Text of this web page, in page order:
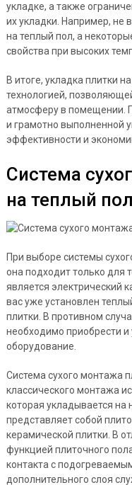
укладке, а также
их укладки. Например, не
на теплый пол, а
свойства при высоких
В итоге, укладка плитки
технологией,
атмосферу в помещении.
и грамотно выполненной
эффективности и
Система
на теплый пол
При выборе системы
она подходит только для
является электрический
вас уже установлен
плитки. В противном
необходимо приобрести
оборудование.
Система сухого монтажа
классического монтажа
которая укладывается на
представляет собой
керамической плитки. В
функцией плиточного
контакта с
дополнительного слоя